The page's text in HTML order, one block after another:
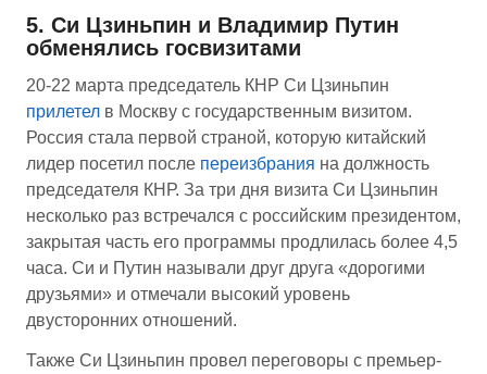
5. Си Цзиньпин и Владимир Путин
обменялись госвизитами
20-22 марта председатель КНР Си Цзиньпин
прилетел в Москву с государственным визитом.
Россия стала первой страной, которую китайский
лидер посетил после переизбрания на должность
председателя КНР. За три дня визита Си Цзиньпин
несколько раз встречался с российским президентом,
закрытая часть его программы продлилась более 4,5
часа. Си и Путин называли друг друга «дорогими
друзьями» и отмечали высокий уровень
двусторонних отношений.
Также Си Цзиньпин провел переговоры с премьер-